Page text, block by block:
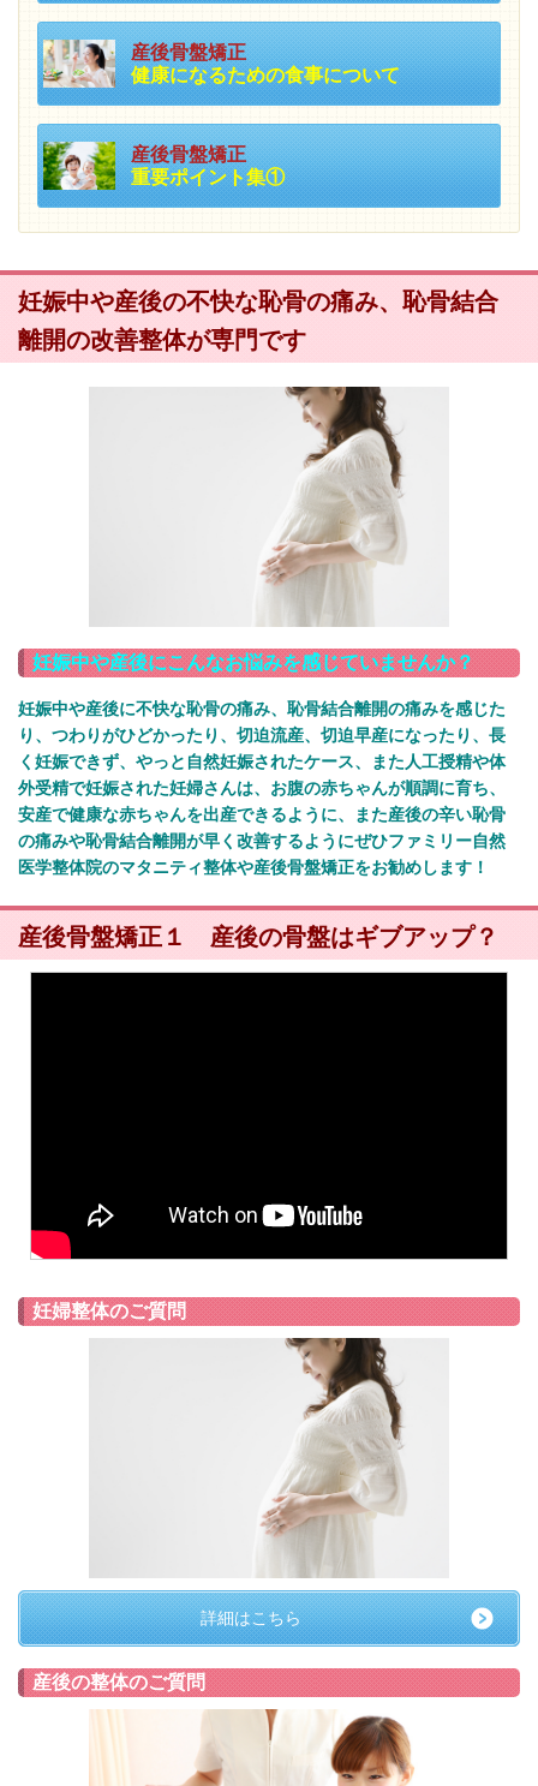
産後骨盤矯正
健康になるための食事について
産後骨盤矯正
重要ポイント集①
妊娠中や産後の不快な恥骨の痛み、恥骨結合
離開の改善整体が専門です
妊娠中や産後にこんなお悩みを感じていませんか？
妊娠中や産後に不快な恥骨の痛み、恥骨結合離開の痛みを感じた
り、つわりがひどかったり、切迫流産、切迫早産になったり、長
く妊娠できず、やっと自然妊娠されたケース、また人工授精や体
外受精で妊娠された妊婦さんは、お腹の赤ちゃんが順調に育ち、
安産で健康な赤ちゃんを出産できるように、また産後の辛い恥骨
の痛みや恥骨結合離開が早く改善するようにぜひファミリー自然
医学整体院のマタニティ整体や産後骨盤矯正をお勧めします！
産後骨盤矯正１ 産後の骨盤はギブアップ？
妊婦整体のご質問
詳細はこちら
産後の整体のご質問